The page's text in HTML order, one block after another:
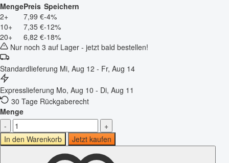
MengePreis Speichern
2+
7,99 €-4%
10+
7,35 €-12%
20+
6,82 €-18%
Nur noch 3 auf Lager - jetzt bald bestellen!
Standardlieferung Mi, Aug 12 - Fr, Aug 14
Expresslieferung Mo, Aug 10 - Di, Aug 11
30 Tage Rückgaberecht
Menge
-
+
In den Warenkorb
Jetzt kaufen